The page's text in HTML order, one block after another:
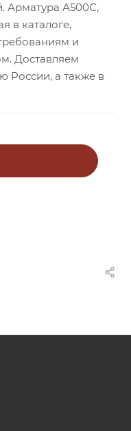
Арматура А500С,
в каталоге,
и
Доставляем
России, а также в